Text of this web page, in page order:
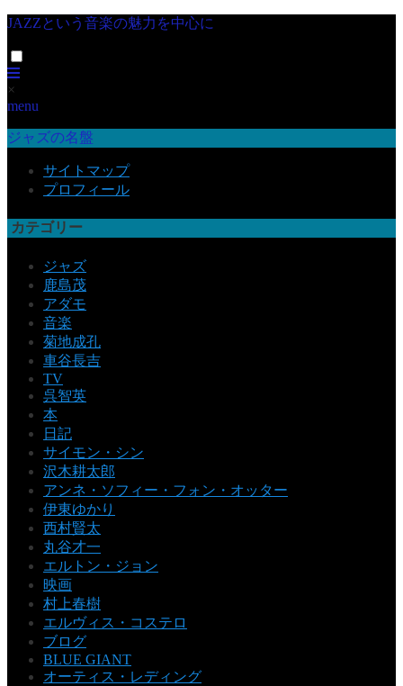
JAZZという音楽の魅力を中心に
×
menu
ジャズの名盤
サイトマップ
プロフィール
カテゴリー
ジャズ
鹿島茂
アダモ
音楽
菊地成孔
車谷長吉
TV
呉智英
本
日記
サイモン・シン
沢木耕太郎
アンネ・ソフィー・フォン・オッター
伊東ゆかり
西村賢太
丸谷才一
エルトン・ジョン
映画
村上春樹
エルヴィス・コステロ
ブログ
BLUE GIANT
オーティス・レディング